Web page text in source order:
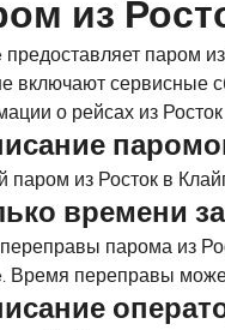
из
предоставляет паром
включают сервисные
о рейсах из
паром из Росток в
времени
парома из
Время переправы